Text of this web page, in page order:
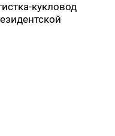
кукловод